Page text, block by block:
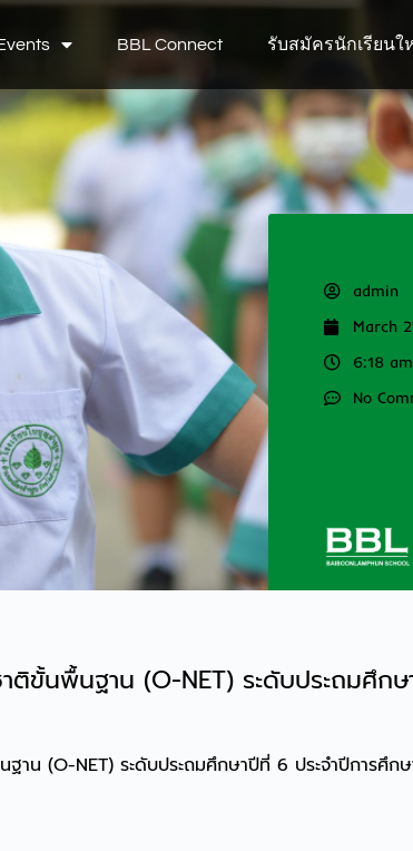
BBL Connect รับสมัครนักเรียนใ
admin
March
6:18 am
No
ขั้นพื้นฐาน (O-NET) ระดับประถมศึกษ
น (O-NET) ระดับประถมศึกษาปีที่ 6 ประจำปีการศึก